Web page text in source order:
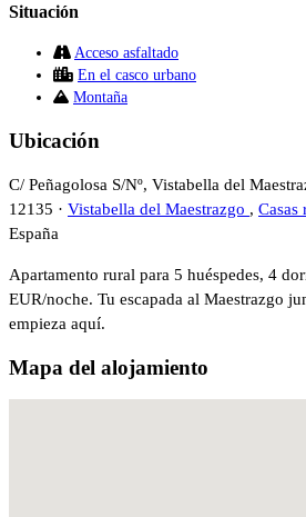
Situación
Acceso asfaltado
En el casco urbano
Montaña
Ubicación
C/ Peñagolosa S/Nº, Vistabella del
12135 · Vistabella del Maestrazgo , Casas
España
Apartamento rural para 5 huéspedes, 4
EUR/noche. Tu escapada al Maestrazgo
empieza aquí.
Mapa del alojamiento